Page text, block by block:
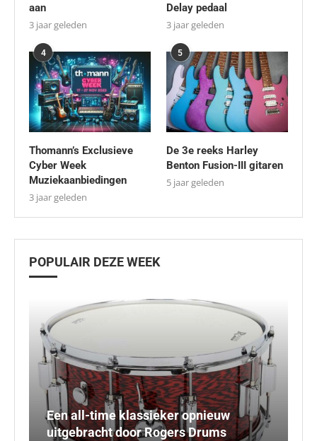
aan
3 jaar geleden
Delay pedaal
3 jaar geleden
4
Thomann’s Exclusieve
Cyber Week
Muziekaanbiedingen
3 jaar geleden
5
De 3e reeks Harley
Benton Fusion-III gitaren
5 jaar geleden
POPULAIR DEZE WEEK
Een all-time klassieker opnieuw
uitgebracht door Rogers Drums